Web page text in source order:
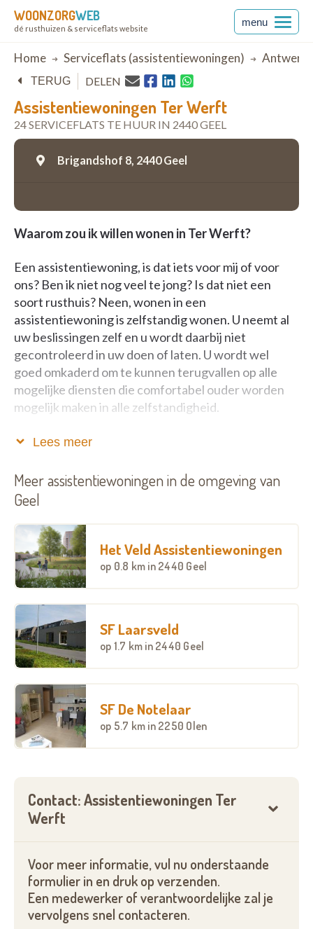
WOONZORGWEB
dé rusthuizen & serviceflats website
menu
Breadcrumb
Home Serviceflats (assistentiewoningen)
Assistentiewoningen Ter Werft
24 SERVICEFLATS TE HUUR IN 2440 GEEL
TERUG DELEN
Brigandshof 8, 2440 Geel
Waarom zou ik willen wonen in Ter Werft?
Een assistentiewoning, is dat iets voor mij of voor
ons? Ben ik niet nog veel te jong? Is dat niet een
soort rusthuis? Neen, wonen in een
assistentiewoning is zelfstandig wonen. U neemt al
uw beslissingen zelf en u wordt daarbij niet
gecontroleerd in uw doen of laten. U wordt wel
goed omkaderd om te kunnen terugvallen op alle
mogelijke diensten die comfortabel ouder worden
mogelijk maken in alle zelfstandigheid.
Wat voor woningen bieden jullie aan?
Ter Werft bevindt zich in het centrum van de stad
Geel. De ideale uitvalsbasis, dichtbij markt, winkels
en ontspanningsmogelijkheden. Gemakkelijk
bereikbaar met het openbaar vervoer. Het is een
groep van erkende assistentiewoningen met in
totaal 24 appartementen.
één erkend, conform de strenge wettelijke normen
die opgelegd worden door de overheid. Zo kunt u
gerust zijn van een kwalitatieve dienst- en
zorgverlening en van een toegankelijke,
drempelluwe omgeving. In de erkende
assistentiewoningen van Ter Werft krijgt u de
mogelijkheid om levenslang te wonen, in alle vrijheid.
Wilt u meer weten over assistentiewoningen Ter
Interesse in onze overige troeven,
beschikbaarheden en prijzen.
Vul onderstaand formulier in, bel ons of neem een
kijkje op onze website.
U vindt alle gegevens hieronder terug.
Lees meer
Meer assistentiewoningen in de omgeving van
Geel
Het Veld Assistentiewoningen
op 0.8 km in 2440 Geel
SF Laarsveld
op 1.7 km in 2440 Geel
SF De Notelaar
op 5.7 km in 2250 Olen
Contact: Assistentiewoningen Ter
Werft
Voor meer informatie, vul nu onderstaande
formulier in en druk op verzenden.
Een medewerker of verantwoordelijke zal je
vervolgens snel contacteren.